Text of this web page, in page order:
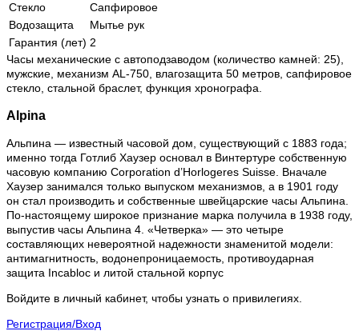
Стекло
Сапфировое
Водозащита
Мытье рук
Гарантия (лет) 2
Часы механические с автоподзаводом (количество камней: 25),
мужские, механизм AL-750, влагозащита 50 метров, сапфировое
стекло, стальной браслет, функция хронографа.
Alpina
Альпина — известный часовой дом, существующий с 1883 года;
именно тогда Готлиб Хаузер основал в Винтертуре собственную
часовую компанию Corporation d’Horlogeres Suisse. Вначале
Хаузер занимался только выпуском механизмов, а в 1901 году
он стал производить и собственные швейцарские часы Альпина.
По-настоящему широкое признание марка получила в 1938 году,
выпустив часы Альпина 4. «Четверка» — это четыре
составляющих невероятной надежности знаменитой модели:
антимагнитность, водонепроницаемость, противоударная
защита Incabloc и литой стальной корпус
Войдите в личный кабинет, чтобы узнать о привилегиях.
Регистрация/Вход